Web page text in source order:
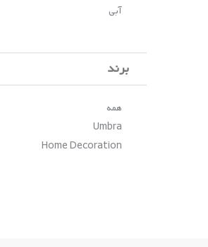
آبی
برند
همه
Umbra
Home Decoration